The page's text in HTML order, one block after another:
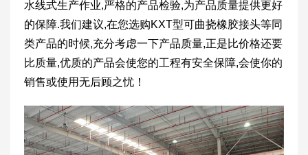
水线式生产作业,严格的产品检验,为产品质量提供更好
的保障.我们建议,在您选购KXT型可曲挠橡胶接头等同
类产品的时候,充分考虑一下产品质量,正是比价格还要
比质量,优质的产品会使您的工程有安全保障,会使你的
销售或使用无后顾之忧！